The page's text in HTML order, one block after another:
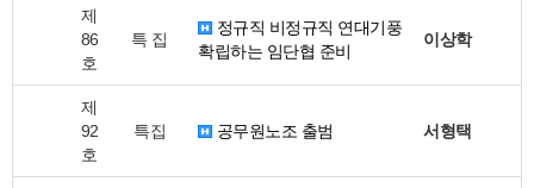
제
86
호
특 집
정규직 비정규직 연대기풍
확립하는 임단협 준비
이상학
제
92
호
특집 공무원노조 출범 서형택